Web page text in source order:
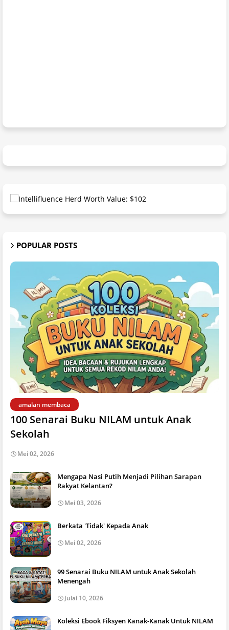
POPULAR POSTS
amalan membaca
100 Senarai Buku NILAM untuk Anak
Sekolah
Mei 02, 2026
Mengapa Nasi Putih Menjadi Pilihan Sarapan
Rakyat Kelantan?
Mei 03, 2026
Berkata 'Tidak' Kepada Anak
Mei 02, 2026
99 Senarai Buku NILAM untuk Anak Sekolah
Menengah
Julai 10, 2026
Koleksi Ebook Fiksyen Kanak-Kanak Untuk NILAM